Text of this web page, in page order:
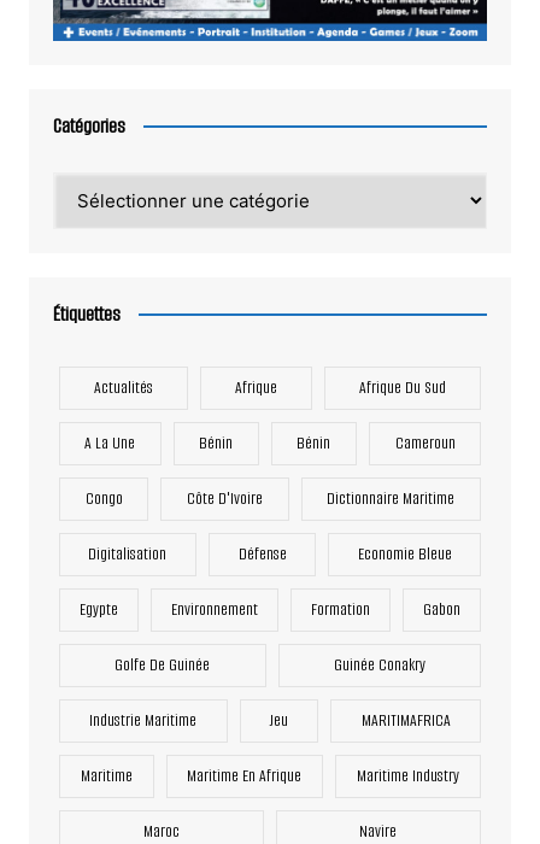
Catégories
Étiquettes
Actualités Afrique Afrique Du Sud
A La Une Bénin Bénin Cameroun
Congo Côte D'Ivoire Dictionnaire Maritime
Digitalisation Défense Economie Bleue
Egypte Environnement Formation Gabon
Golfe De Guinée Guinée Conakry
Industrie Maritime Jeu MARITIMAFRICA
Maritime Maritime En Afrique Maritime Industry
Maroc Navire